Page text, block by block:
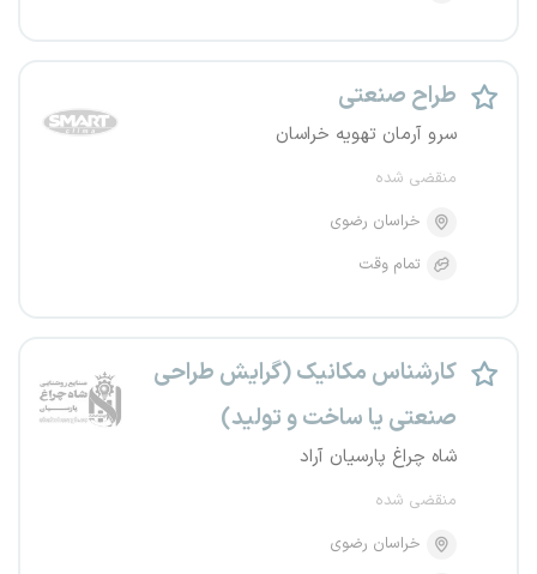
طراح صنعتی
سرو آرمان تهویه خراسان
منقضی شده
خراسان رضوی
تمام وقت
کارشناس مکانیک (گرایش طراحی
صنعتی یا ساخت و تولید)
شاه چراغ پارسیان آراد
منقضی شده
خراسان رضوی